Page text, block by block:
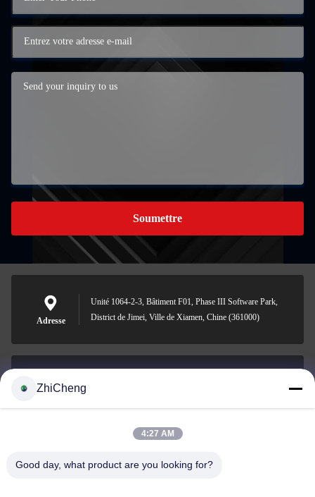
Soumettre
Adresse
Unité 1064-2-3, Bâtiment F01, Phase III Software Park,
District de Jimei, Ville de Xiamen, Chine (361000)
0086-592-5636807
ZhiCheng
4:27 AM
Good day, what product are you looking for?